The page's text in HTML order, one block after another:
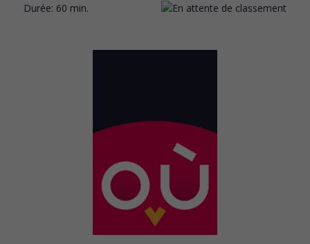
Durée: 60 min.